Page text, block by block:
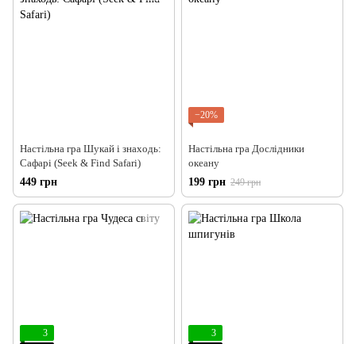
Настільна гра Шукай і знаходь:
Сафарі (Seek & Find Safari)
449 грн
−20%
Настільна гра Дослідники
океану
199 грн 249 грн
3
3